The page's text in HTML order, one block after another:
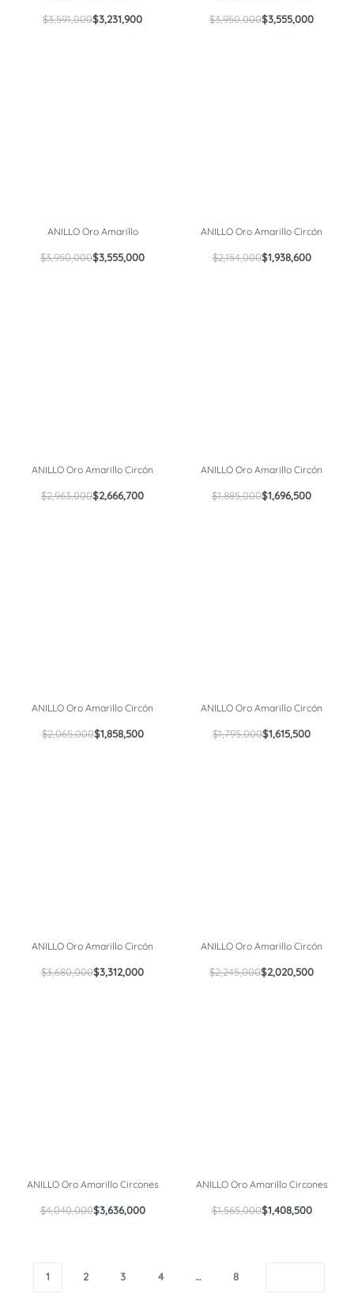
$3,591,000$3,231,900 $3,950,000$3,555,000
ANILLO Oro Amarillo
$3,950,000$3,555,000
ANILLO Oro Amarillo Circón
$2,154,000$1,938,600
ANILLO Oro Amarillo Circón
$2,963,000$2,666,700
ANILLO Oro Amarillo Circón
$1,885,000$1,696,500
ANILLO Oro Amarillo Circón
$2,065,000$1,858,500
ANILLO Oro Amarillo Circón
$1,795,000$1,615,500
ANILLO Oro Amarillo Circón
$3,680,000$3,312,000
ANILLO Oro Amarillo Circón
$2,245,000$2,020,500
ANILLO Oro Amarillo Circones
$4,040,000$3,636,000
ANILLO Oro Amarillo Circones
$1,565,000$1,408,500
1 2 3 4 … 8